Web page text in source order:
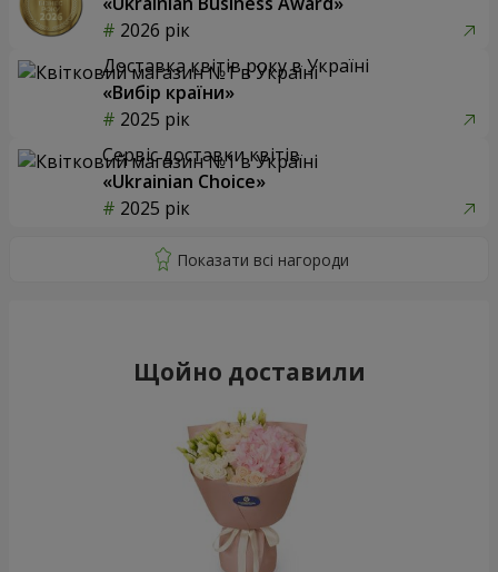
2026 рік
Доставка квітів року в Україні
«Вибір країни»
2025 рік
Сервіс доставки квітів
«Ukrainian Choice»
2025 рік
Щойно доставили